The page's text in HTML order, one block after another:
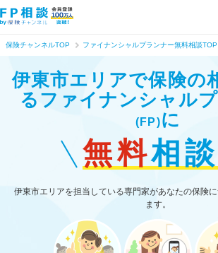
保険チャンネルTOP ファイナンシャルプランナー無料相談TOP
伊東市エリアで保険の
る ファイナンシャル
(FP)に
無料相
伊東市エリアを担当している専門家があなたの保険
ます。